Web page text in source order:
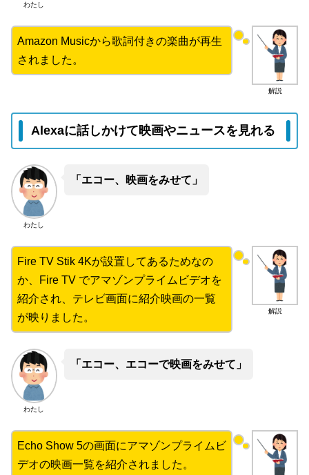
わたし
解説
Amazon Musicから歌詞付きの楽曲が再生
されました。
Alexaに話しかけて映画やニュースを見れる
わたし
「エコー、映画をみせて」
解説
Fire TV Stik 4Kが設置してあるためなの
か、Fire TV でアマゾンプライムビデオを
紹介され、テレビ画面に紹介映画の一覧
が映りました。
わたし
「エコー、エコーで映画をみせて」
Echo Show 5の画面にアマゾンプライムビ
デオの映画一覧を紹介されました。